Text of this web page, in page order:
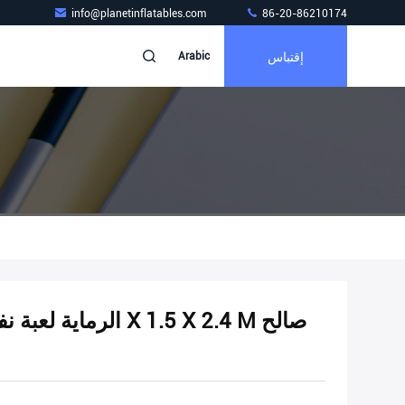
info@planetinflatables.com 86-20-86210174
Arabic إقتباس